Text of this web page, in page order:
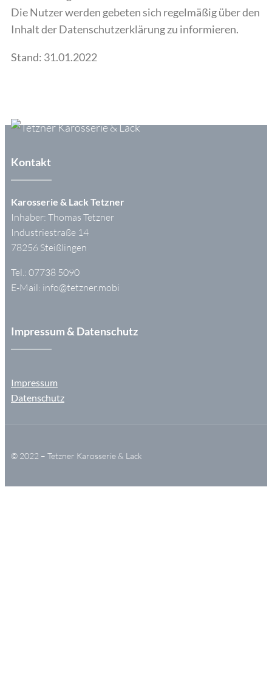
Die Nutzer werden gebeten sich regelmäßig über den
Inhalt der Datenschutzerklärung zu informieren.
Stand: 31.01.2022
Kontakt
Karosserie & Lack Tetzner
Inhaber: Thomas Tetzner
Industriestraße 14
78256 Steißlingen
Tel.: 07738 5090
E-Mail: info@tetzner.mobi
Impressum & Datenschutz
Impressum
Datenschutz
© 2022 – Tetzner Karosserie & Lack